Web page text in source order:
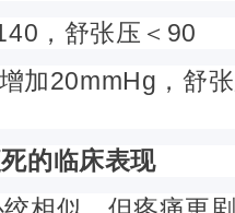
，舒张压＜90
加20mmHg，舒
的临床表现